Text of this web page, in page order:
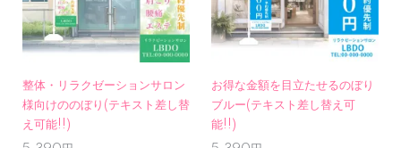
整体・リラクゼーションサロン
様向けののぼり(テキスト差し替
え可能!!)
お得な金額を目立たせるのぼり
ブルー(テキスト差し替え可
能!!)